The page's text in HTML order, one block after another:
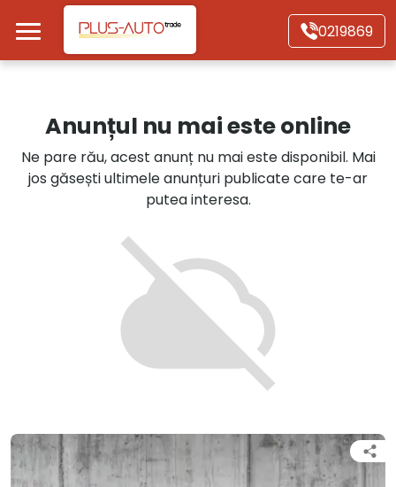
Mergi direct la conținutul principal
0219869
Autoturisme
Motociclete
Autoutilitare
Alte tipuri vehicule
Anunțul nu mai este online
Ne pare rău, acest anunț nu mai este disponibil. Mai
jos găsești ultimele anunțuri publicate care te-ar
putea interesa.